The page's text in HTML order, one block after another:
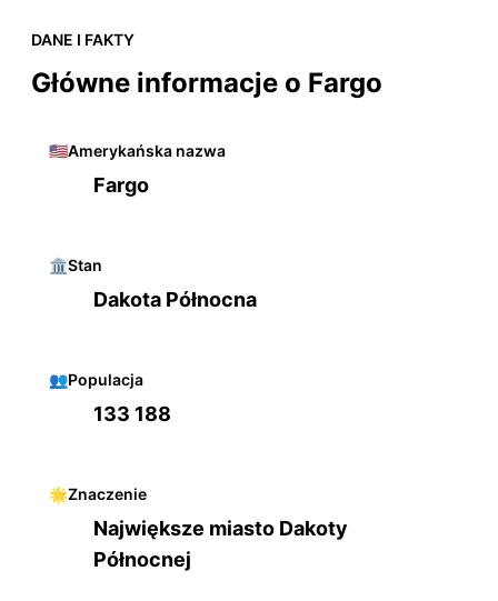
DANE I FAKTY
Główne informacje o Fargo
🇺🇸Amerykańska nazwa
Fargo
🏛️Stan
Dakota Północna
👥Populacja
133 188
🌟Znaczenie
Największe miasto Dakoty
Północnej